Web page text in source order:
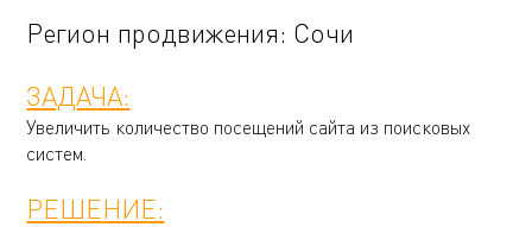
Регион продвижения: Сочи
ЗАДАЧА:
Увеличить количество посещений сайта из поисковых
систем.
РЕШЕНИЕ: